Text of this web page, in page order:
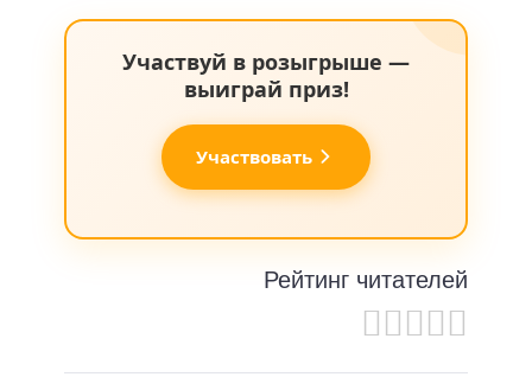
Участвуй в розыгрыше —
выиграй приз!
Участвовать
Рейтинг читателей